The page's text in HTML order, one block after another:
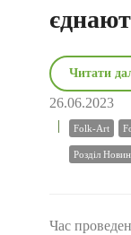
Читати
26.06.2023
Folk-Art
Розділ
Час